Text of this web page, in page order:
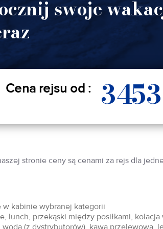
swoje
Cena rejsu od : 3453
stronie ceny są cenami za rejs dla
w kabinie wybranej kategorii
lunch, przekąski między posiłkami,
woda (z dystrybutorów), kawa przelewowa,